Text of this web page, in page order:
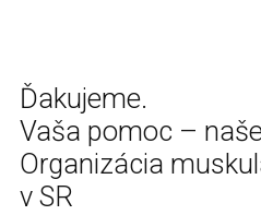
Ďakujeme.
Vaša pomoc –
Organizácia
v SR